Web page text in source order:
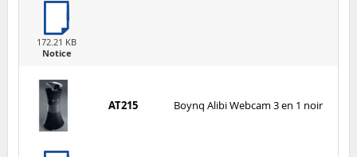
172.21 KB
Notice
AT215 Boynq Alibi Webcam 3 en 1 noir